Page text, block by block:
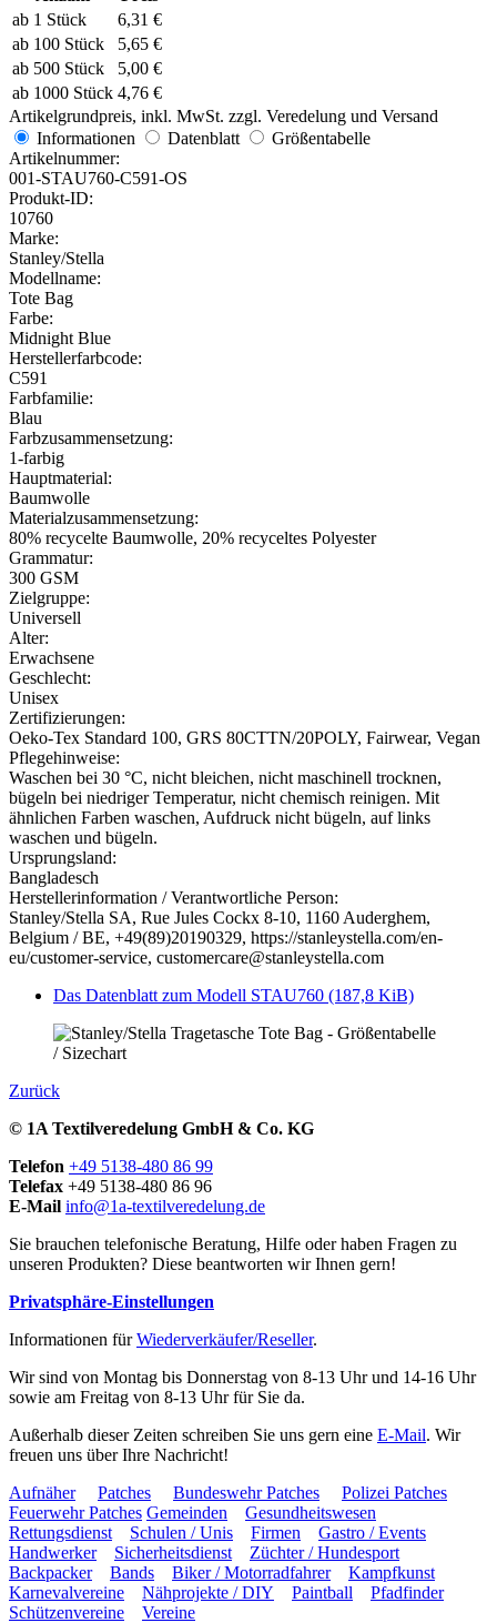
ab 1 Stück
6,31 €
ab 100 Stück
5,65 €
ab 500 Stück
5,00 €
ab 1000 Stück 4,76 €
Artikelgrundpreis, inkl. MwSt. zzgl. Veredelung und Versand
Informationen
Datenblatt
Größentabelle
Artikelnummer:
001-STAU760-C591-OS
Produkt-ID:
10760
Marke:
Stanley/Stella
Modellname:
Tote Bag
Farbe:
Midnight Blue
Herstellerfarbcode:
C591
Farbfamilie:
Blau
Farbzusammensetzung:
1-farbig
Hauptmaterial:
Baumwolle
Materialzusammensetzung:
80% recycelte Baumwolle, 20% recyceltes Polyester
Grammatur:
300 GSM
Zielgruppe:
Universell
Alter:
Erwachsene
Geschlecht:
Unisex
Zertifizierungen:
Oeko-Tex Standard 100, GRS 80CTTN/20POLY, Fairwear, Vegan
Pflegehinweise:
Waschen bei 30 °C, nicht bleichen, nicht maschinell trocknen,
bügeln bei niedriger Temperatur, nicht chemisch reinigen. Mit
ähnlichen Farben waschen, Aufdruck nicht bügeln, auf links
waschen und bügeln.
Ursprungsland:
Bangladesch
Herstellerinformation / Verantwortliche Person:
Stanley/Stella SA, Rue Jules Cockx 8-10, 1160 Auderghem,
Belgium / BE, +49(89)20190329, https://stanleystella.com/en-
eu/customer-service, customercare@stanleystella.com
Das Datenblatt zum Modell STAU760 (187,8 KiB)
Zurück
© 1A Textilveredelung GmbH & Co. KG
Telefon +49 5138-480 86 99
Telefax +49 5138-480 86 96
E-Mail info@1a-textilveredelung.de
Sie brauchen telefonische Beratung, Hilfe oder haben Fragen zu
unseren Produkten? Diese beantworten wir Ihnen gern!
Privatsphäre-Einstellungen
Informationen fürWiederverkäufer/Reseller.
Wir sind von Montag bis Donnerstag von 8-13 Uhr und 14-16 Uhr
sowie am Freitag von 8-13 Uhr für Sie da.
Außerhalb dieser Zeiten schreiben Sie uns gern eine E-Mail. Wir
freuen uns über Ihre Nachricht!
Aufnäher
Patches Bundeswehr Patches
Polizei Patches
Feuerwehr Patches Gemeinden
Gesundheitswesen
Rettungsdienst
Schulen / Unis Firmen
Gastro / Events
Handwerker
Sicherheitsdienst
Züchter / Hundesport
Backpacker
Bands Biker / Motorradfahrer
Kampfkunst
Karnevalvereine
Nähprojekte / DIY Paintball
Pfadfinder
Schützenvereine
Vereine